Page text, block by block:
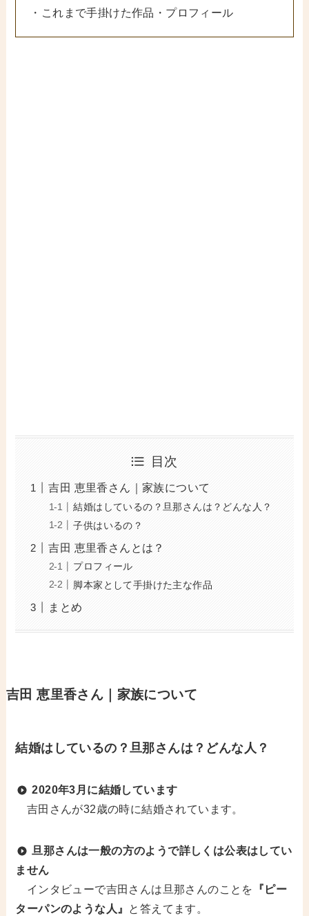
・これまで手掛けた作品・プロフィール
目次
吉田 恵里香さん｜家族について
結婚はしているの？旦那さんは？どんな人？
子供はいるの？
吉田 恵里香さんとは？
プロフィール
脚本家として手掛けた主な作品
まとめ
吉田 恵里香さん｜家族について
結婚はしているの？旦那さんは？どんな人？
2020年3月に結婚しています
吉田さんが32歳の時に結婚されています。
旦那さんは一般の方のようで詳しくは公表はしてい
ません
インタビューで吉田さんは旦那さんのことを
『ピー
ターパンのような人』 と答えてます。